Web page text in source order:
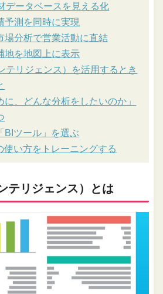
データベースを見える化
予測を同時に実現
場分析で営業活動に直結
地を地図上に表示
テリジェンス）を活用するとき
に、どんな分析をしたいのか」
BIツール」を選ぶ
使い方をトレーニングする
テリジェンス）とは